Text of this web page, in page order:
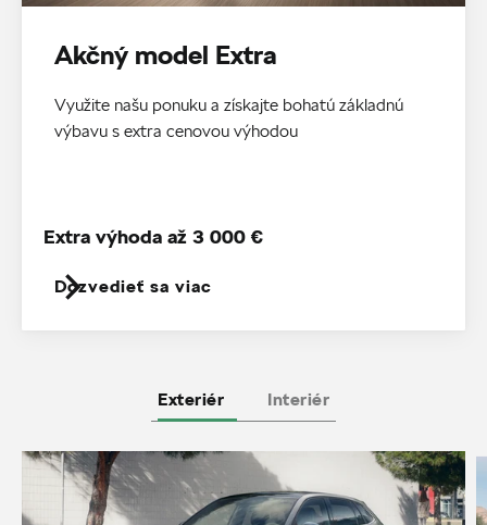
Akčný model Extra
Využite našu ponuku a získajte bohatú základnú
výbavu s extra cenovou výhodou
Dozvedieť sa viac
Extra výhoda až 3 000 €
Exteriér Interiér